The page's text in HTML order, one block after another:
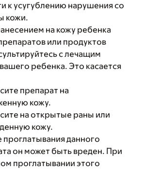
к усугублению нарушения со
кожи.
на кожу ребенка
или продуктов
с лечащим
ребенка. Это касается
препарат на
кожу.
на открытые раны или
кожу.
проглатывания данного
он может быть вреден. При
проглатывании этого